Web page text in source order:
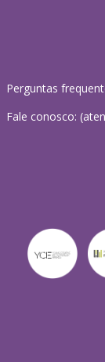
Perguntas
Fale conosco: